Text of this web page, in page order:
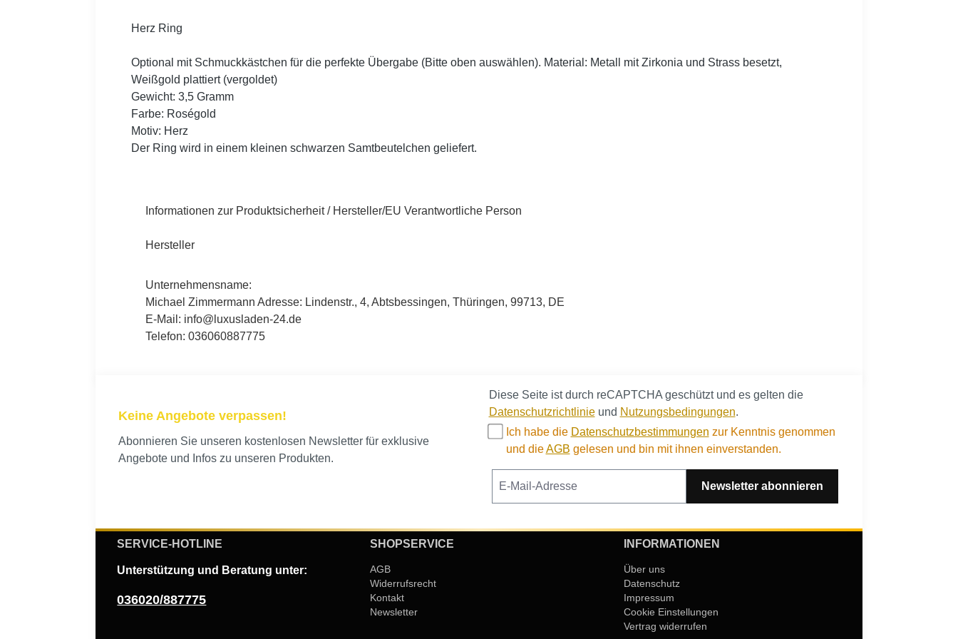
Herz Ring
Optional mit Schmuckkästchen für die perfekte Übergabe (Bitte oben auswählen). Material: Metall mit Zirkonia und Strass besetzt,
Weißgold plattiert (vergoldet)
Gewicht: 3,5 Gramm
Farbe: Roségold
Motiv: Herz
Der Ring wird in einem kleinen schwarzen Samtbeutelchen geliefert.
Informationen zur Produktsicherheit / Hersteller/EU Verantwortliche Person
Hersteller
Unternehmensname:
Michael Zimmermann Adresse: Lindenstr., 4, Abtsbessingen, Thüringen, 99713, DE
E-Mail: info@luxusladen-24.de
Telefon: 036060887775
Keine Angebote verpassen!
Abonnieren Sie unseren kostenlosen Newsletter für exklusive
Angebote und Infos zu unseren Produkten.
Diese Seite ist durch reCAPTCHA geschützt und es gelten die
Datenschutzrichtlinieund Nutzungsbedingungen.
Ich habe die Datenschutzbestimmungen zur Kenntnis genommen
und dieAGB gelesen und bin mit ihnen einverstanden.
Newsletter abonnieren
SERVICE-HOTLINE
Unterstützung und Beratung unter:
036020/887775
SHOPSERVICE
AGB
Widerrufsrecht
Kontakt
Newsletter
INFORMATIONEN
Über uns
Datenschutz
Impressum
Cookie Einstellungen
Vertrag widerrufen